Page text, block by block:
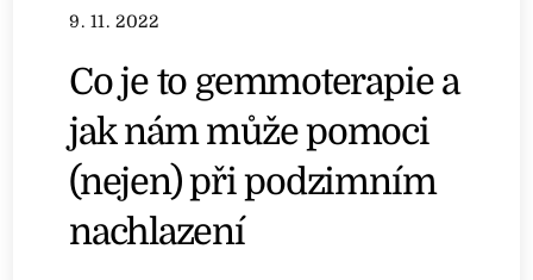
9. 11. 2022
Co je to gemmoterapie a
jak nám může pomoci
(nejen) při podzimním
nachlazení